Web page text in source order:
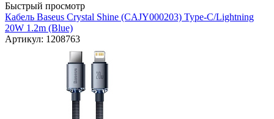
Быстрый просмотр
Кабель Baseus Crystal Shine (CAJY000203) Type-C/Lightning
20W 1.2m (Blue)
Артикул: 1208763